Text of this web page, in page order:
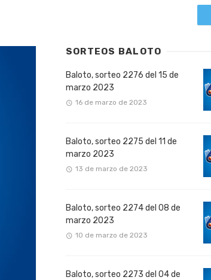
SORTEOS BALOTO
Baloto, sorteo 2276 del 15 de
marzo 2023
16 de marzo de 2023
Baloto, sorteo 2275 del 11 de
marzo 2023
13 de marzo de 2023
Baloto, sorteo 2274 del 08 de
marzo 2023
10 de marzo de 2023
Baloto, sorteo 2273 del 04 de